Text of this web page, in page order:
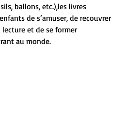
ballons, etc.),les livres
de s’amuser, de recouvrer
et de se former
au monde.